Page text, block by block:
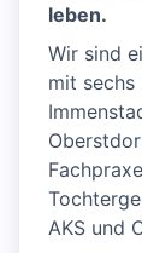
leben.
Wir sind
mit sechs
AKS und